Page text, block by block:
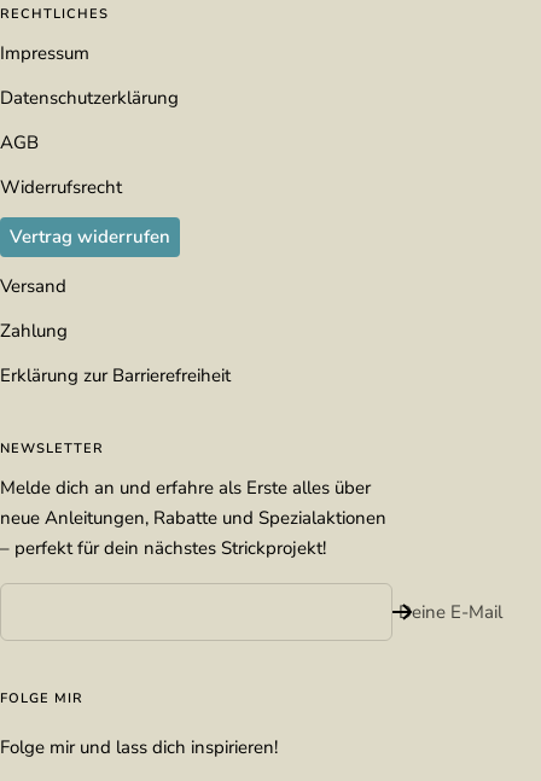
RECHTLICHES
Impressum
Datenschutzerklärung
AGB
Widerrufsrecht
Vertrag widerrufen
Versand
Zahlung
Erklärung zur Barrierefreiheit
NEWSLETTER
Melde dich an und erfahre als Erste alles über
neue Anleitungen, Rabatte und Spezialaktionen
– perfekt für dein nächstes Strickprojekt!
Deine E-Mail
FOLGE MIR
Folge mir und lass dich inspirieren!